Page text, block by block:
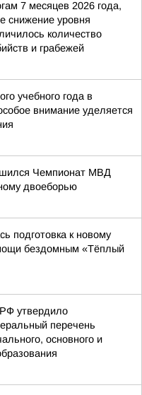
7 месяцев 2026 года,
снижение уровня
количество
и грабежей
учебного года в
внимание уделяется
Чемпионат МВД
двоеборью
подготовка к новому
бездомным «Тёплый
утвердило
перечень
основного и